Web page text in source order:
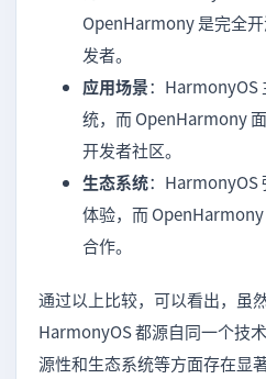
OpenHarmony 是完全
发者。
应用场景：HarmonyOS
统，而 OpenHarmony
开发者社区。
生态系统：HarmonyOS
体验，而
合作。
通过以上比较，可以看出，虽
HarmonyOS 都源自同一个技
源性和生态系统等方面存在显